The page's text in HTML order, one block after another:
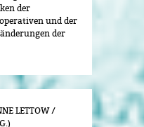
der
und der
der
LETTOW /